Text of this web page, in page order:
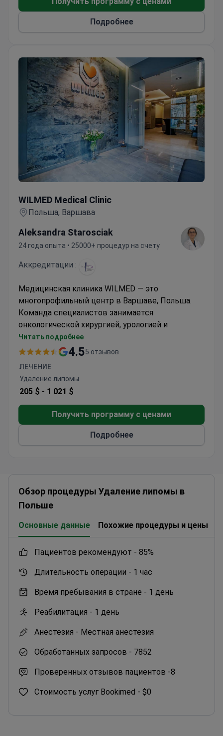
ароматерапевтический массаж, инъекции губ и
многое другое. Мы также предлагаем
процедуры от гипергидроза и различные
всего тела и повязки Arosha.
Наша клиника, расположенная в Гданьске,
предлагает спокойную и гостеприимную
атмосферу, позволяющую вам расслабиться и
позаботиться о себе.
По любым вопросам или для записи на прием,
пожалуйста, свяжитесь с нами.
Подробнее
WILMED Medical Clinic
Польша, Варшава
Aleksandra Starosciak
24 года опыта • 25000+ процедур на счету
Аккредитации :
Медицинская клиника WILMED — это
многопрофильный центр в Варшаве, Польша.
Команда специалистов занимается
онкологической хирургией, урологией и
проктологией. Также оказывается помощь
детям в области детской ревматологии.
либидо, эрекцию или уровень гормонов.
WILMED открылся в 1999 году и имеет
аккредитацию ISAPS. В 2016 году была
добавлена собственная операционная. Здесь
работают более 30 врачей и специалистов.
Персонал имеет сертификаты GCP, ISO14155 и
Проктологи лечат геморрой методом
лигирования резиновыми кольцами во время
Читать подробнее
4.55 отзывов
ЛЕЧЕНИЕ
Удаление липомы
205 $ - 1 021 $
Получить программу с ценами
Подробнее
Обзор процедуры Удаление липомы в
Польше
Основные данные Похожие процедуры и цены
пациентов рекомендуют - 85%
Длительность операции - 1 час
Время пребывания в стране - 1 день
Реабилитация - 1 день
Анестезия - Местная анестезия
Обработанных запросов - 7852
Проверенных отзывов пациентов -8
Стоимость услуг Bookimed - $0